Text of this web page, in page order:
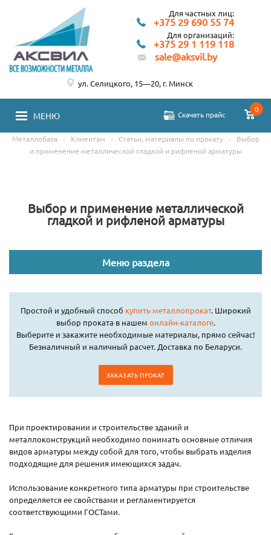
Для частных лиц:
+375 29 690 55 74
Для организаций:
+375 29 1 119 118
sale@aksvil.by
МЕНЮ Скачать прайс
0
ул. Селицкого, 15—20, г. Минск
Металлобаза - Клиентам - Статьи, материалы по прокату -
Выбор
и применение металлической гладкой и рифленой арматуры
Выбор и применение металлической
гладкой и рифленой арматуры
Меню раздела
Простой и удобный способ купить металлопрокат. Широкий
выбор проката в нашем онлайн-каталоге.
Выберите и закажите необходимые материалы, прямо сейчас!
Безналичный и наличный расчет. Доставка по Беларуси.
ЗАКАЗАТЬ ПРОКАТ
При проектировании и строительстве зданий и
металлоконструкций необходимо понимать основные отличия
видов арматуры между собой для того, чтобы выбрать изделия
подходящие для решения имеющихся задач.
Использование конкретного типа арматуры при строительстве
определяется ее свойствами и регламентируется
соответствующими ГОСТами.